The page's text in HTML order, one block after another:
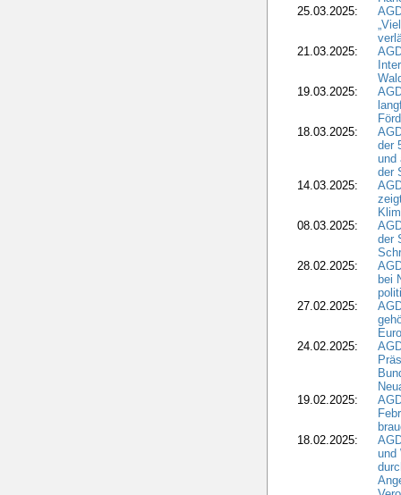
25.03.2025:
21.03.2025:
19.03.2025:
18.03.2025:
der
und
der
14.03.2025:
08.03.2025:
der
28.02.2025:
bei
27.02.2025:
24.02.2025:
19.02.2025:
18.02.2025:
und